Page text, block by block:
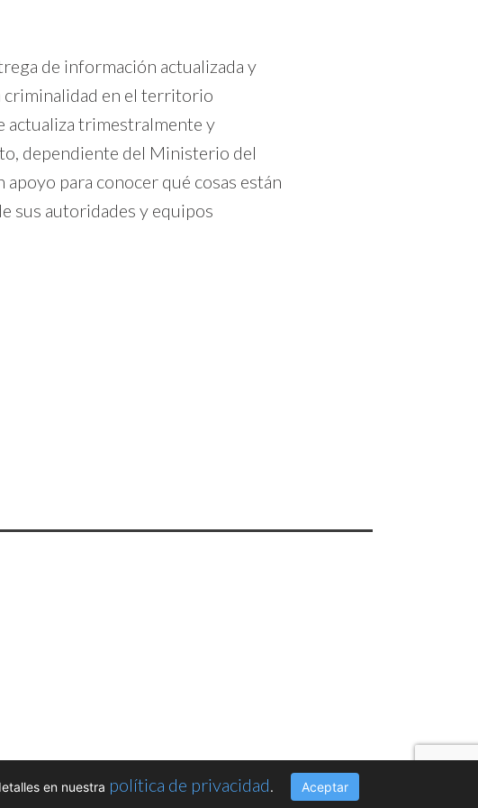
de información actualizada y
criminalidad en el territorio
actualiza trimestralmente y
dependiente del Ministerio del
para conocer qué cosas están
sus autoridades y equipos
en nuestra política de privacidad. Aceptar